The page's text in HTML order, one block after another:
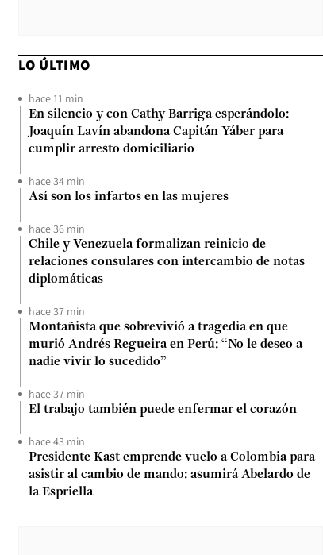
LO ÚLTIMO
hace 11 min
En silencio y con Cathy Barriga esperándolo:
Joaquín Lavín abandona Capitán Yáber para
cumplir arresto domiciliario
hace 34 min
Así son los infartos en las mujeres
hace 36 min
Chile y Venezuela formalizan reinicio de
relaciones consulares con intercambio de notas
diplomáticas
hace 37 min
Montañista que sobrevivió a tragedia en que
murió Andrés Regueira en Perú: “No le deseo a
nadie vivir lo sucedido”
hace 37 min
El trabajo también puede enfermar el corazón
hace 43 min
Presidente Kast emprende vuelo a Colombia para
asistir al cambio de mando: asumirá Abelardo de
la Espriella